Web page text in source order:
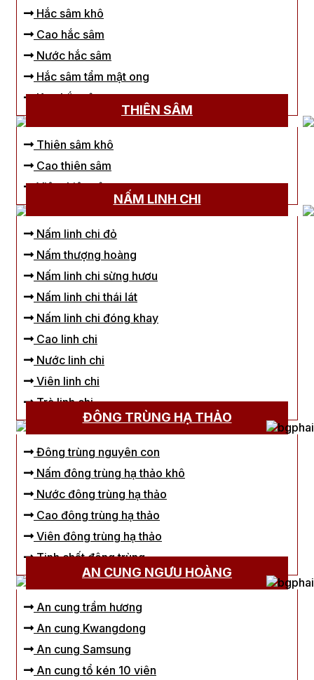
Hắc sâm khô
Cao hắc sâm
Nước hắc sâm
Hắc sâm tẩm mật ong
Kẹo hắc sâm
THIÊN SÂM
Thiên sâm khô
Cao thiên sâm
Viên thiên sâm
NẤM LINH CHI
Nấm linh chi đỏ
Nấm thượng hoàng
Nấm linh chi sừng hươu
Nấm linh chi thái lát
Nấm linh chi đóng khay
Cao linh chi
Nước linh chi
Viên linh chi
Trà linh chi
ĐÔNG TRÙNG HẠ THẢO
Đông trùng nguyên con
Nấm đông trùng hạ thảo khô
Nước đông trùng hạ thảo
Cao đông trùng hạ thảo
Viên đông trùng hạ thảo
Tinh chất đông trùng
AN CUNG NGƯU HOÀNG
An cung trầm hương
An cung Kwangdong
An cung Samsung
An cung tổ kén 10 viên